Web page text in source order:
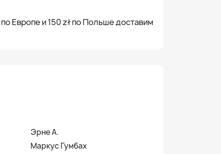
Европе и 150 zł по Польше доставим
Эрне А.
Маркус Гумбах